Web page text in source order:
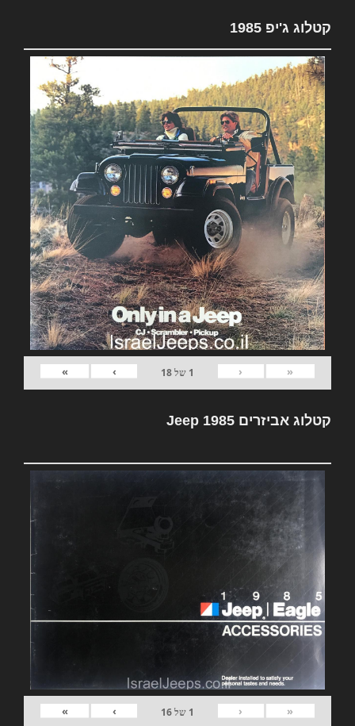
קטלוג ג'יפ 1985
«
‹
1 של18
›
»
קטלוג אביזרים Jeep 1985
«
‹
1 של16
›
»